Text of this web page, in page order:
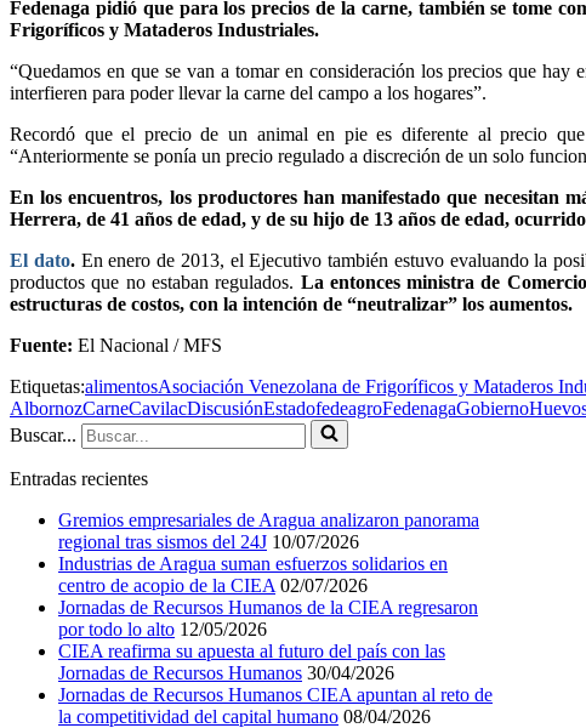
Fedenaga pidió que para los precios de la carne, también se tome
Frigoríficos y Mataderos Industriales.
“Quedamos en que se van a tomar en consideración los precios que hay
interfieren para poder llevar la carne del campo a los hogares”.
Recordó que el precio de un animal en pie es diferente al precio
“Anteriormente se ponía un precio regulado a discreción de un solo
En los encuentros, los productores han manifestado que necesitan
Herrera, de 41 años de edad, y de su hijo de 13 años de edad,
El dato.En enero de 2013, el Ejecutivo también estuvo evaluando la
productos que no estaban regulados. La entonces ministra de
estructuras de costos, con la intención de “neutralizar” los aumentos.
Fuente: El Nacional / MFS
Etiquetas:alimentosAsociación Venezolana de Frigoríficos y Mataderos
AlbornozCarneCavilacDiscusiónEstadofedeagroFedenagaGobierno
Buscar...
Entradas recientes
Gremios empresariales de Aragua analizaron panorama
regional tras sismos del 24J 10/07/2026
Industrias de Aragua suman esfuerzos solidarios en
centro de acopio de la CIEA 02/07/2026
Jornadas de Recursos Humanos de la CIEA regresaron
por todo lo alto 12/05/2026
CIEA reafirma su apuesta al futuro del país con las
Jornadas de Recursos Humanos 30/04/2026
Jornadas de Recursos Humanos CIEA apuntan al reto de
la competitividad del capital humano 08/04/2026